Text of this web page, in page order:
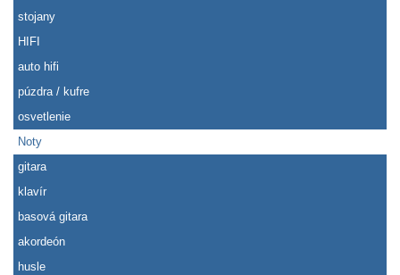
stojany
HIFI
auto hifi
púzdra / kufre
osvetlenie
Noty
gitara
klavír
basová gitara
akordeón
husle